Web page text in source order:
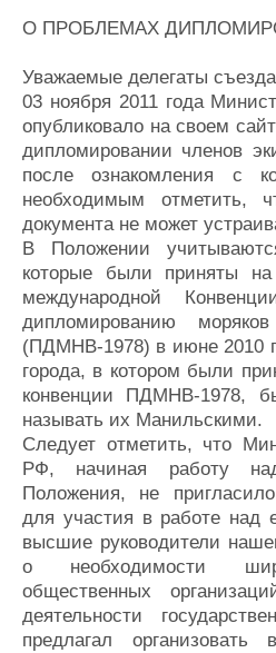
О ПРОБЛЕМАХ
Уважаемые делегаты
03 ноября 2011 года
опубликовало на своем
дипломировании членов
после ознакомления с
необходимым отметить,
документа не может
В Положении
которые были приняты
международной
дипломированию
(ПДМНВ-1978) в июне 2010
города, в котором были
конвенции ПДМНВ-1978,
называть их Манильскими.
Следует отметить, что
РФ, начиная работу
Положения, не
для участия в работе над
высшие руководители
о необходимости
общественных
деятельности
предлагал организовать